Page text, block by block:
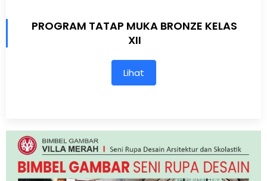
PROGRAM TATAP MUKA BRONZE KELAS
XII
Lihat